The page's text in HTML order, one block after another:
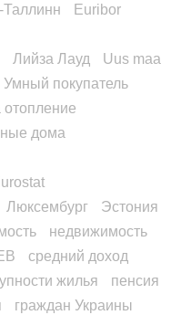
Euribor
Лийза Лауд
Uus maa
Умный покупатель
отопление
дома
Люксембург
Эстония
недвижимость
средний доход
жилья
пенсия
граждан Украины